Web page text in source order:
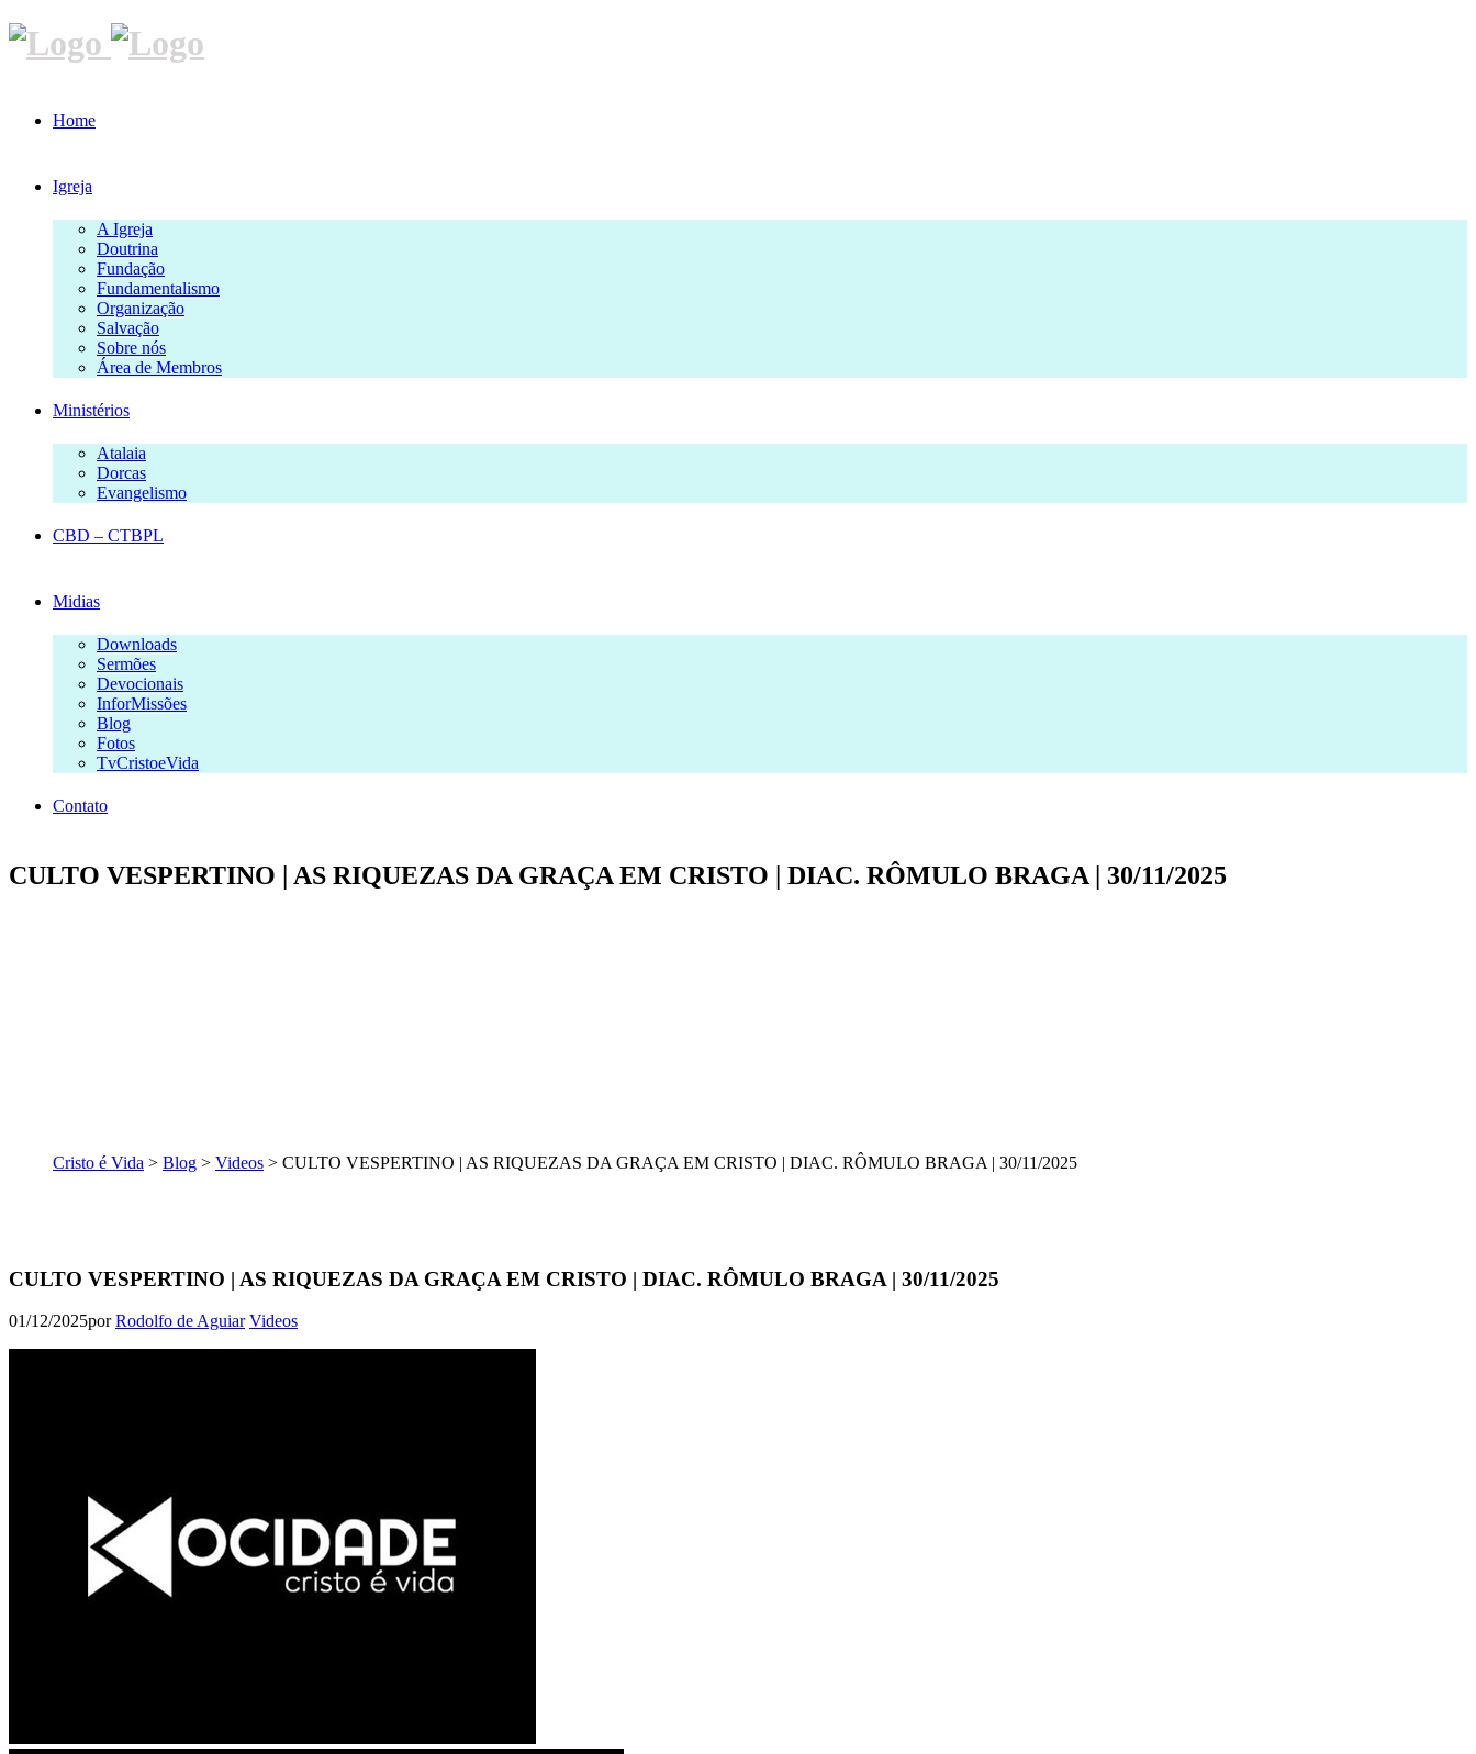
Home
Igreja
A Igreja
Doutrina
Fundação
Fundamentalismo
Organização
Salvação
Sobre nós
Área de Membros
Ministérios
Atalaia
Dorcas
Evangelismo
CBD – CTBPL
Midias
Downloads
Sermões
Devocionais
InforMissões
Blog
Fotos
TvCristoeVida
Contato
CULTO VESPERTINO | AS RIQUEZAS DA GRAÇA EM CRISTO | DIAC. RÔMULO BRAGA | 30/11/2025
Cristo é Vida > Blog > Videos > CULTO VESPERTINO | AS RIQUEZAS DA GRAÇA EM CRISTO | DIAC. RÔMULO BRAGA | 30/11/2025
CULTO VESPERTINO | AS RIQUEZAS DA GRAÇA EM CRISTO | DIAC. RÔMULO BRAGA | 30/11/2025
01/12/2025porRodolfo de Aguiar Videos